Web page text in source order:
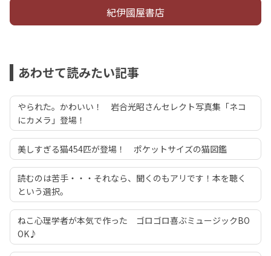
紀伊國屋書店
あわせて読みたい記事
やられた。かわいい！ 岩合光昭さんセレクト写真集「ネコ
にカメラ」登場！
美しすぎる猫454匹が登場！ ポケットサイズの猫図鑑
読むのは苦手・・・それなら、聞くのもアリです！本を聴く
という選択。
ねこ心理学者が本気で作った ゴロゴロ喜ぶミュージックBO
OK♪